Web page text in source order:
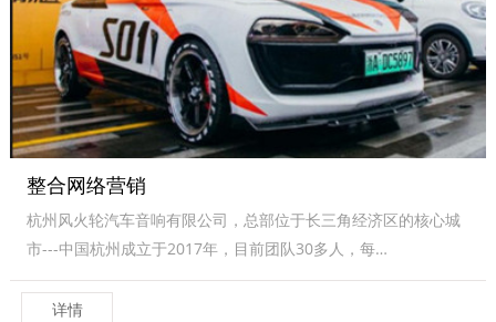
整合网络营销
杭州风火轮汽车音响有限公司，总部位于长三角经济区的核心城
市---中国杭州成立于2017年，目前团队30多人，每…
详情